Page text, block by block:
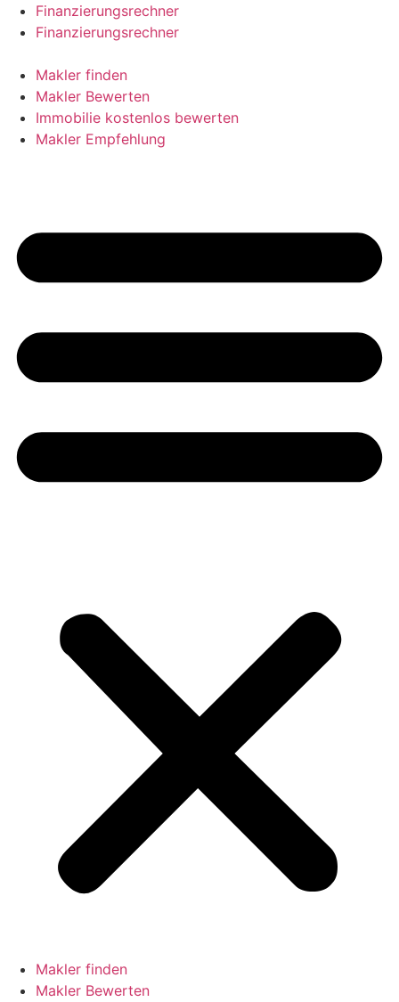
Skip
Finanzierungsrechner
Finanzierungsrechner
Makler finden
Makler Bewerten
Immobilie kostenlos bewerten
Makler Empfehlung
Makler finden
Makler Bewerten